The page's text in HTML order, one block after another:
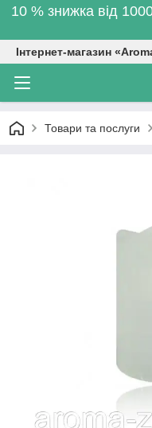
10 % знижка від
Інтернет-магазин
Товари та послуги